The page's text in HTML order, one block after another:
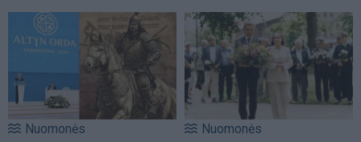
Nuomonės Nuomonės